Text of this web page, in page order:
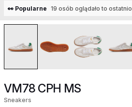
👀 Popularne 19 osób oglądało to ostatnio
VM78 CPH MS
Sneakers